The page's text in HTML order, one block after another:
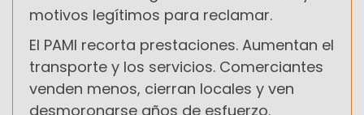
motivos legítimos para reclamar.
El PAMI recorta prestaciones. Aumentan el
transporte y los servicios. Comerciantes
venden menos, cierran locales y ven
desmoronarse años de esfuerzo.